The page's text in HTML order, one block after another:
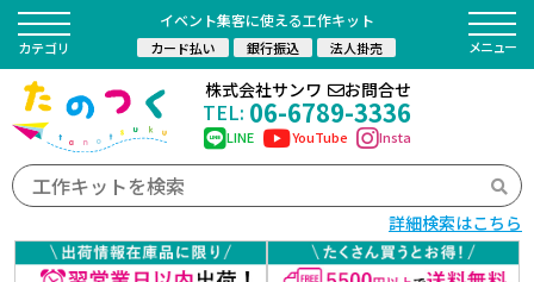
イベント集客に使える工作キット
カード払い 銀行振込 法人掛売
詳細検索はこちら
株式会社サンワ お問合せ
TEL: 06-6789-3336
LINE YouTube Insta
カテゴリ